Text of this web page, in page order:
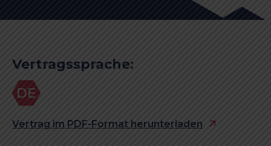
Vertragssprache:
DE
Vertrag im PDF-Format herunterladen